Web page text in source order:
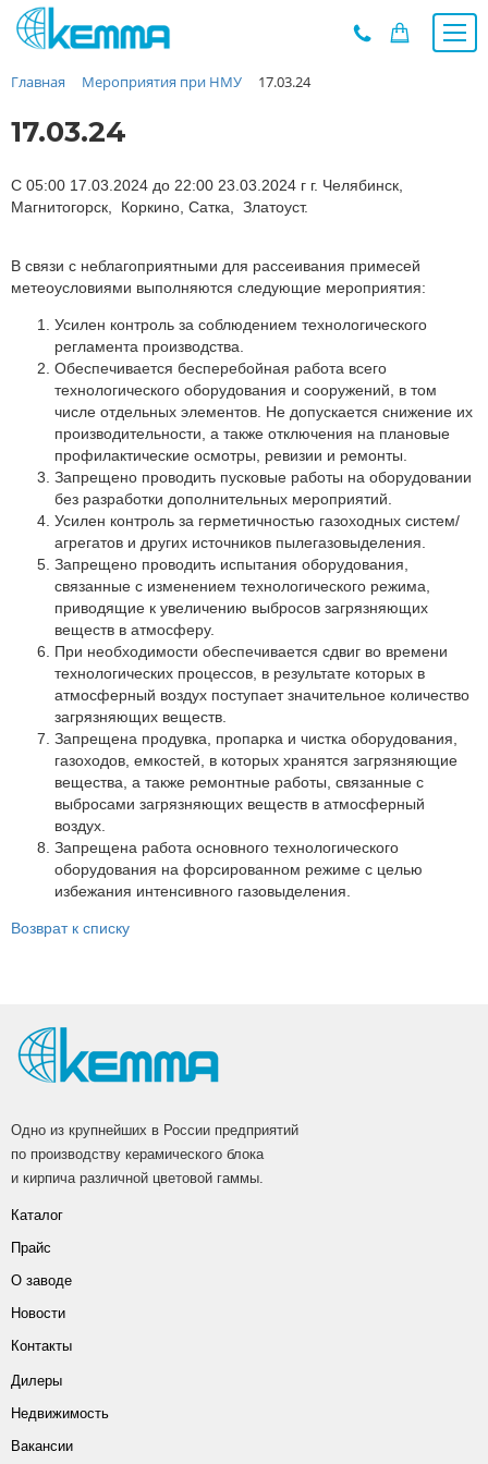
Каталог
О заводе
Новости
Контакты
Наши проекты
Мероприятия при НМУ
Предложения к зачёту
Подбор
Вакансии
Сертификаты
Партнеры
Личный кабинет
Корзина
Избранное
Главная Мероприятия при НМУ 17.03.24
17.03.24
С 05:00 17.03.2024 до 22:00 23.03.2024 г г. Челябинск,
Магнитогорск, Коркино, Сатка, Златоуст.
В связи с неблагоприятными для рассеивания примесей
метеоусловиями выполняются следующие мероприятия:
Усилен контроль за соблюдением технологического
регламента производства.
Обеспечивается бесперебойная работа всего
технологического оборудования и сооружений, в том
числе отдельных элементов. Не допускается снижение их
производительности, а также отключения на плановые
профилактические осмотры, ревизии и ремонты.
Запрещено проводить пусковые работы на оборудовании
без разработки дополнительных мероприятий.
Усилен контроль за герметичностью газоходных систем/
агрегатов и других источников пылегазовыделения.
Запрещено проводить испытания оборудования,
связанные с изменением технологического режима,
приводящие к увеличению выбросов загрязняющих
веществ в атмосферу.
При необходимости обеспечивается сдвиг во времени
технологических процессов, в результате которых в
атмосферный воздух поступает значительное количество
загрязняющих веществ.
Запрещена продувка, пропарка и чистка оборудования,
газоходов, емкостей, в которых хранятся загрязняющие
вещества, а также ремонтные работы, связанные с
выбросами загрязняющих веществ в атмосферный
воздух.
Запрещена работа основного технологического
оборудования на форсированном режиме с целью
избежания интенсивного газовыделения.
Возврат к списку
Одно из крупнейших в России предприятий
по производству керамического блока
и кирпича различной цветовой гаммы.
Каталог
Прайс
О заводе
Новости
Контакты
Дилеры
Недвижимость
Вакансии